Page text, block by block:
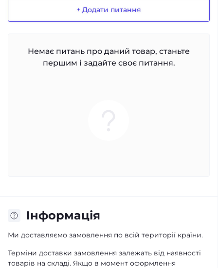
+ Додати питання
Немає питань про даний товар, станьте
першим і задайте своє питання.
Iнформація
Ми доставляємо замовлення по всій території країни.
Терміни доставки замовлення залежать від наявності
товарів на складі. Якщо в момент оформлення